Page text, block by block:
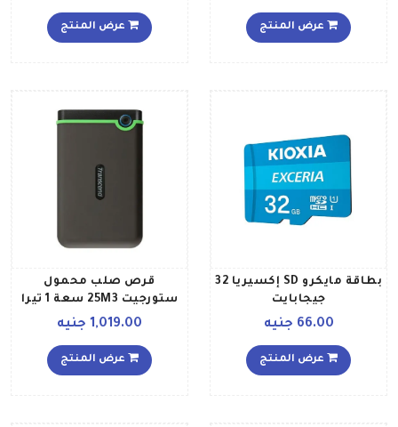
التلقائي وحماية البرامج
WDBPKJ0040BBK WESN
عرض المنتج عرض المنتج
بطاقة مايكرو SD إكسيريا 32
جيجابايت
66.00 جنيه
عرض المنتج
قرص صلب محمول
ستورجيت 25M3 سعة 1 تيرا
1,019.00 جنيه
عرض المنتج